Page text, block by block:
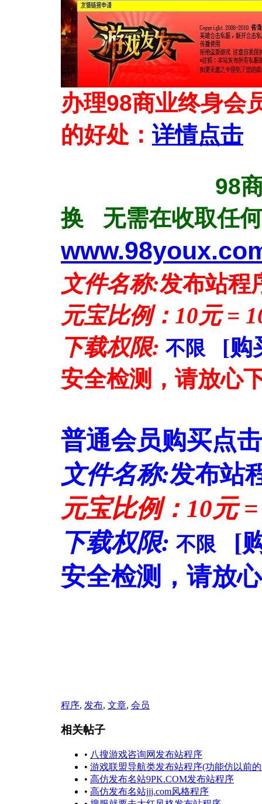
办理98商业终身会
的好处： 详情点击
98商业终身
换 无需在收取任
文件名称:发布站程
元宝比例：10元 =
下载权限: 不限
[购
安全检测，请放心
普通会员购买点
文件名称:发布站
元宝比例：10元
下载权限: 不限
[
安全检测，请放
程序, 发布, 文章, 会员
相关帖子
• 八搜游戏咨询网发布站程序
• 游戏联盟导航类发布站程序(功能仿以前
• 高仿发布名站9PK.COM发布站程序
• 高仿发布名站jjj.com风格程序